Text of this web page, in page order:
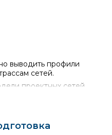
раздела
выводить профили
сетей.
проектных сетей.